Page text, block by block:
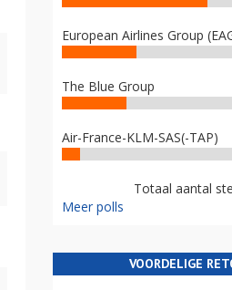
European Airlines Group
The Blue Group
Air-France-KLM-SAS(-TAP)
Totaal aantal
Meer polls
VOORDELIGE